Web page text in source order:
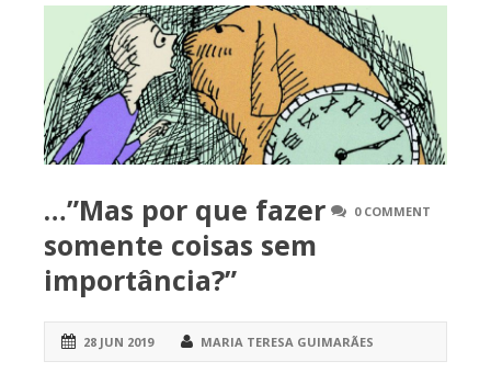
0 COMMENT
…”Mas por que fazer
somente coisas sem
importância?”
28 JUN 2019 MARIA TERESA GUIMARÃES